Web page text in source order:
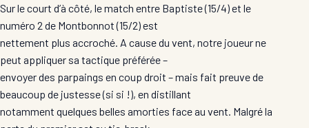
Sur le court d’à côté, le match entre Baptiste (15/4) et le
numéro 2 de Montbonnot (15/2) est
nettement plus accroché. A cause du vent, notre joueur ne
peut appliquer sa tactique préférée –
envoyer des parpaings en coup droit – mais fait preuve de
beaucoup de justesse (si si !), en distillant
notamment quelques belles amorties face au vent. Malgré la